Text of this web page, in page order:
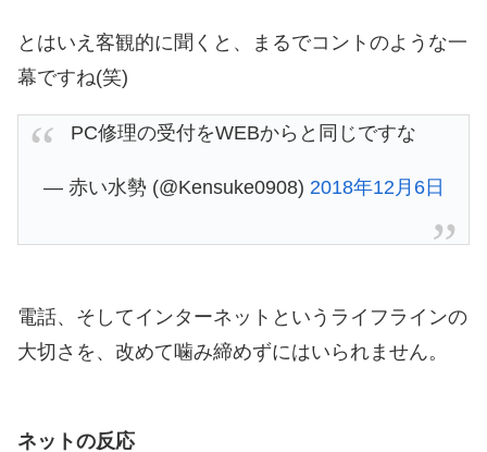
とはいえ客観的に聞くと、まるでコントのような一
幕ですね(笑)
PC修理の受付をWEBからと同じですな
— 赤い水勢 (@Kensuke0908) 2018年12月6日
電話、そしてインターネットというライフラインの
大切さを、改めて噛み締めずにはいられません。
ネットの反応